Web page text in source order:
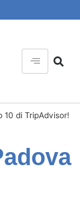
10 di TripAdvisor!